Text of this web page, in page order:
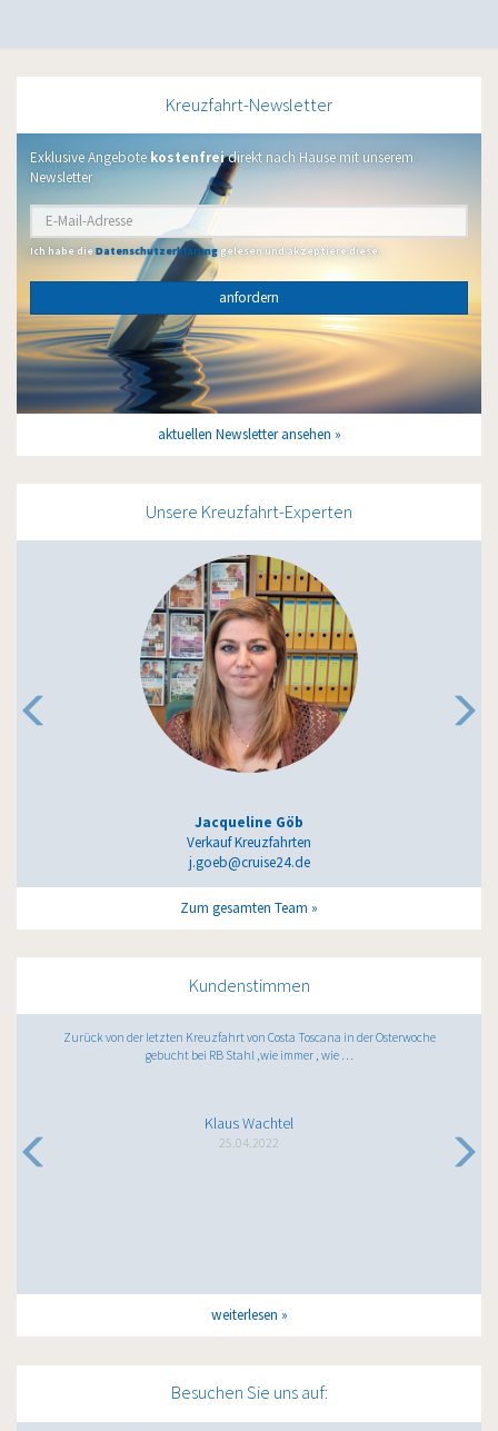
Kreuzfahrt-Newsletter
Exklusive Angebote kostenfreidirekt nach Hause mit unserem
Newsletter
Ich habe dieDatenschutzerklärunggelesen und akzeptiere diese.
anfordern
aktuellen Newsletter ansehen
Unsere Kreuzfahrt-Experten
Jacqueline Göb
Verkauf Kreuzfahrten
j.goeb@cruise24.de
Zum gesamten Team
Kundenstimmen
Zurück von der letzten Kreuzfahrt von Costa Toscana in der Osterwoche
gebucht bei RB Stahl ,wie immer , wie …
Klaus Wachtel
25.04.2022
weiterlesen
Besuchen Sie uns auf: